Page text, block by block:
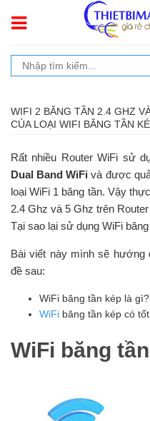
WIFI 2 BĂNG TẦN 2.4 GHZ
CỦA LOẠI WIFI BĂNG TẦN
Rất nhiều Router WiFi sử
Dual Band WiFi và được
loại WiFi 1 băng tần. Vậy
2.4 Ghz và 5 Ghz trên
Tại sao lại sử dụng WiFi
Bài viết này mình sẽ hướng
đề sau:
WiFi băng tần kép là gì?
WiFi băng tần kép có
WiFi băng